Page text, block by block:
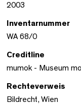
2003
Inventarnummer
WA 68/0
Creditline
mumok - Museum
Rechteverweis
Bildrecht, Wien